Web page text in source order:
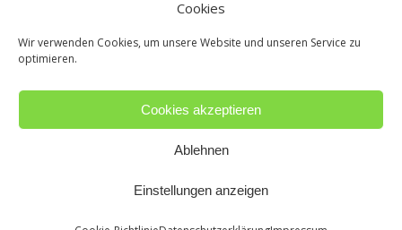
Cookies
Wir verwenden Cookies, um unsere Website und unseren Service zu
optimieren.
Cookies akzeptieren
Ablehnen
Einstellungen anzeigen